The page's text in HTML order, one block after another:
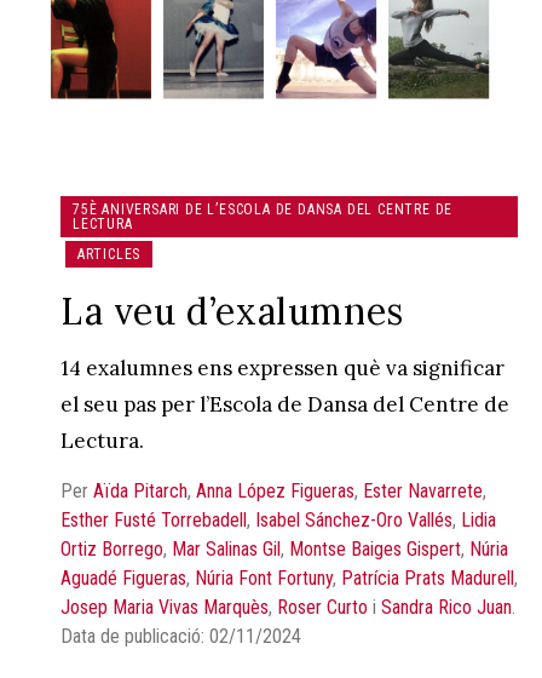
75È ANIVERSARI DE L’ESCOLA DE DANSA DEL CENTRE DE
LECTURA
ARTICLES
La veu d’exalumnes
14 exalumnes ens expressen què va significar
el seu pas per l’Escola de Dansa del Centre de
Lectura.
Per Aïda Pitarch, Anna López Figueras, Ester Navarrete,
Esther Fusté Torrebadell, Isabel Sánchez-Oro Vallés, Lidia
Ortiz Borrego, Mar Salinas Gil, Montse Baiges Gispert, Núria
Aguadé Figueras, Núria Font Fortuny, Patrícia Prats Madurell,
Josep Maria Vivas Marquès, Roser Curto i Sandra Rico Juan.
Data de publicació: 02/11/2024